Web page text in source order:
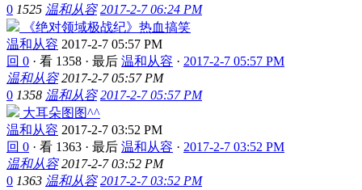
0 1525 温和从容 2017-2-7 06:24 PM
《绝对领域极战纪》热血搞笑
温和从容 2017-2-7 05:57 PM
回 0 · 看 1358 · 最后 温和从容 · 2017-2-7 05:57 PM
温和从容 2017-2-7 05:57 PM
0 1358 温和从容 2017-2-7 05:57 PM
大耳朵图图^^
温和从容 2017-2-7 03:52 PM
回 0 · 看 1363 · 最后 温和从容 · 2017-2-7 03:52 PM
温和从容 2017-2-7 03:52 PM
0 1363 温和从容 2017-2-7 03:52 PM